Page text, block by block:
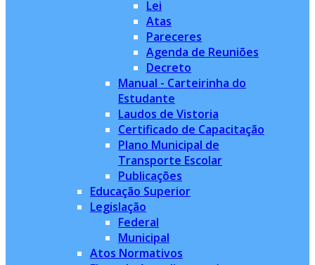
Lei
Atas
Pareceres
Agenda de Reuniões
Decreto
Manual - Carteirinha do
Estudante
Laudos de Vistoria
Certificado de Capacitação
Plano Municipal de
Transporte Escolar
Publicações
Educação Superior
Legislação
Federal
Municipal
Atos Normativos